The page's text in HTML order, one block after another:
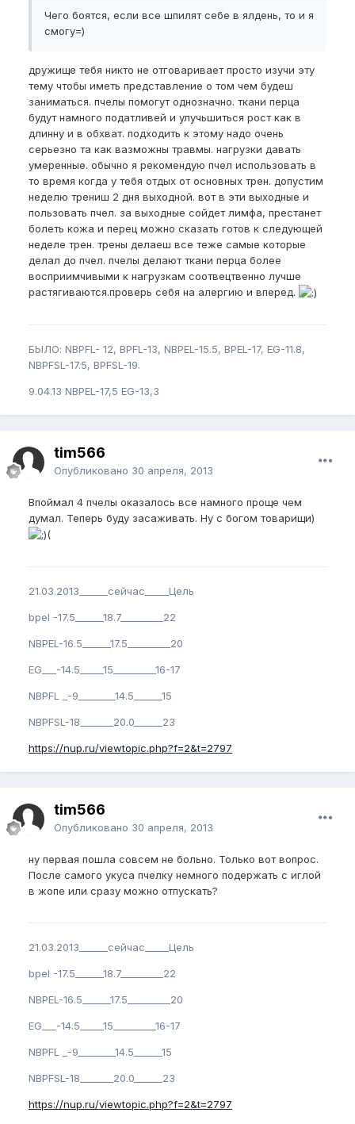
Чего боятся, если все шпилят себе в ялдень, то и я
смогу=)
дружище тебя никто не отговаривает просто изучи эту
тему чтобы иметь представление о том чем будеш
заниматься. пчелы помогут однозначно. ткани перца
будут намного податливей и улучьшиться рост как в
длинну и в обхват. подходить к этому надо очень
серьезно та как вазможны травмы. нагрузки давать
умеренные. обычно я рекомендую пчел использовать в
то время когда у тебя отдых от основных трен. допустим
неделю трениш 2 дня выходной. вот в эти выходные и
пользовать пчел. за выходные сойдет лимфа, престанет
болеть кожа и перец можно сказать готов к следующей
неделе трен. трены делаеш все теже самые которые
делал до пчел. пчелы делают ткани перца более
восприимчивыми к нагрузкам соотвецтвенно лучше
растягиваются.проверь себя на алергию и вперед.
БЫЛО: NBPFL- 12, BPFL-13, NBPEL-15.5, BPEL-17, EG-11.8,
NBPFSL-17.5, BPFSL-19.
9.04.13 NBPEL-17,5 EG-13,3
tim566
Опубликовано 30 апреля, 2013
Впоймал 4 пчелы оказалось все намного проще чем
думал. Теперь буду засаживать. Ну с богом товарищи)
(
21.03.2013______сейчас_____Цель
bpel -17.5______18.7_________22
NBPEL-16.5______17.5_________20
EG___-14.5_____15_________16-17
NBPFL _-9________14.5______15
NBPFSL-18_______20.0______23
https://nup.ru/viewtopic.php?f=2&t=2797
tim566
Опубликовано 30 апреля, 2013
ну первая пошла совсем не больно. Только вот вопрос.
После самого укуса пчелку немного подержать с иглой
в жопе или сразу можно отпускать?
21.03.2013______сейчас_____Цель
bpel -17.5______18.7_________22
NBPEL-16.5______17.5_________20
EG___-14.5_____15_________16-17
NBPFL _-9________14.5______15
NBPFSL-18_______20.0______23
https://nup.ru/viewtopic.php?f=2&t=2797